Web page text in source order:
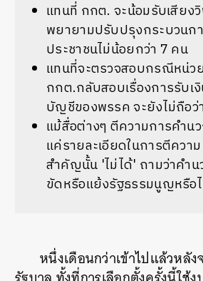
แทนที่ กกต. จะน้อมรับเสียง
พยายามปรับปรุงกระบวนก
ประชาชนไม่น้อยกว่า 7 คน
แทนที่จะตรวจสอบกรณีหน่วย
กกต.กลับสอบเรื่องการรับเ
บัญชีของพรรค จะยังไม่ถือว่
แม้สื่อต่างๆ ตีความการคำน
แค่รายละเอียดในการตีคว
สำคัญนั้น 'ไม่ได้' ถามว่าคำ
ขัดหรือแย้งรัฐธรรมนูญหรือ
หนึ่งเดือนกว่าเข้าไปแล้วหลั